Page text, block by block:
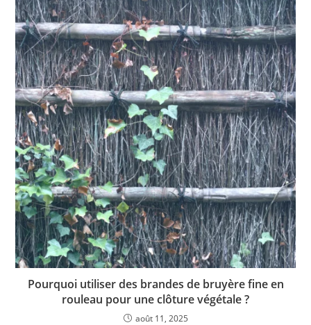
Pourquoi utiliser des brandes de bruyère fine en
rouleau pour une clôture végétale ?
août 11, 2025